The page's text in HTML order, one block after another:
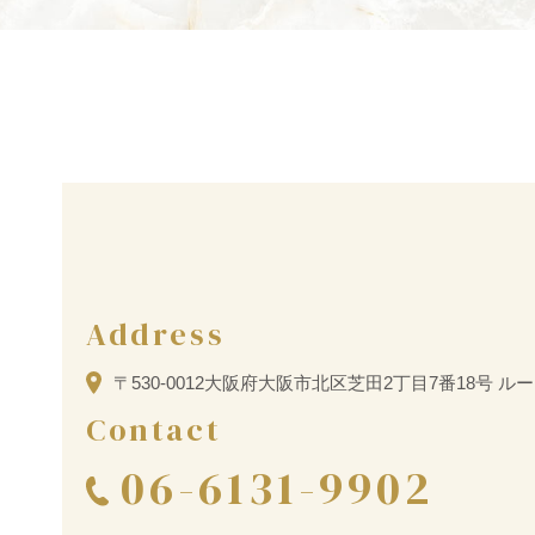
Address
〒530-0012大阪府大阪市北区芝田2丁目7番18号 ル
Contact
06-6131-9902